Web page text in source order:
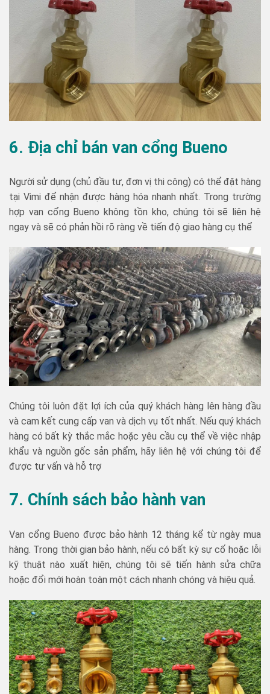
6. Địa chỉ bán van cổng Bueno
Người sử dụng (chủ đầu tư, đơn vị thi công) có thể đặt hàng
tại Vimi để nhận được hàng hóa nhanh nhất. Trong trường
hợp van cổng Bueno không tồn kho, chúng tôi sẽ liên hệ
ngay và sẽ có phản hồi rõ ràng về tiến độ giao hàng cụ thể
Chúng tôi luôn đặt lợi ích của quý khách hàng lên hàng đầu
và cam kết cung cấp van và dịch vụ tốt nhất. Nếu quý khách
hàng có bất kỳ thắc mắc hoặc yêu cầu cụ thể về việc nhập
khẩu và nguồn gốc sản phẩm, hãy liên hệ với chúng tôi để
được tư vấn và hỗ trợ
7. Chính sách bảo hành van
Van cổng Bueno được bảo hành 12 tháng kể từ ngày mua
hàng. Trong thời gian bảo hành, nếu có bất kỳ sự cố hoặc lỗi
kỹ thuật nào xuất hiện, chúng tôi sẽ tiến hành sửa chữa
hoặc đổi mới hoàn toàn một cách nhanh chóng và hiệu quả.